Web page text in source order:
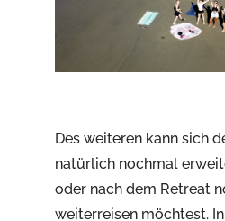
Des weiteren kann sich
natürlich nochmal
oder nach dem Retreat
weiterreisen möchtest.